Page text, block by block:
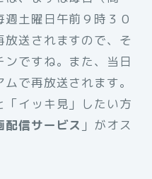
土曜日午前９時３０
送されますので、そ
ですね。また、当日
で再放送されます。
イッキ見」したい方
配信サービス 」がオス